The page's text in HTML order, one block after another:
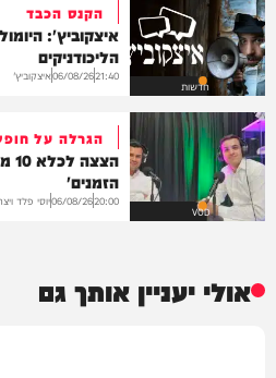
חדשות
הקנס הכבד
איצקוביץ':
הליכודניקים
21:40
06/08/26איצקוביץ'
VOD
הגרלה על
הזמנים'
20:00
06/08/26יוסי פלד
אולי יעניין אותך גם